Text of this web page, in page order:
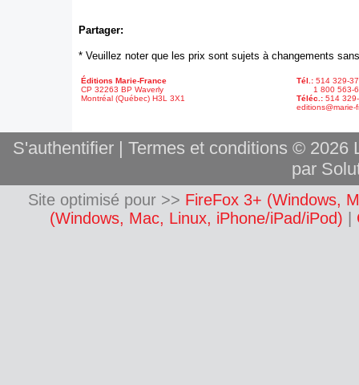
Partager:
* Veuillez noter que les prix sont sujets à changements
Éditions Marie-France
CP 32263 BP Waverly
Montréal (Québec) H3L 3X1
Tél.: 514 329-
1 800 563-
Téléc.: 514
editions@marie-
S'authentifier| Termes et conditions © 2026
par
Site optimisé pour >> FireFox 3+ (Windows,
(Windows, Mac, Linux, iPhone/iPad/iPod)